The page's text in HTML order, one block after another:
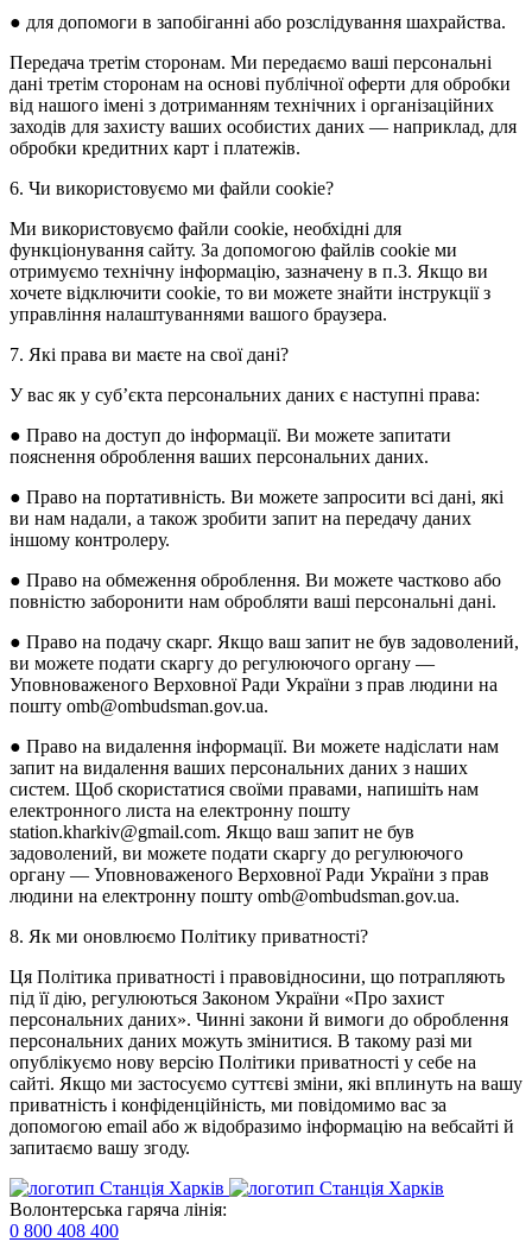
● для допомоги в запобіганні або розслідування шахрайства.
Передача третім сторонам. Ми передаємо ваші персональні
дані третім сторонам на основі публічної оферти для обробки
від нашого імені з дотриманням технічних і організаційних
заходів для захисту ваших особистих даних — наприклад, для
обробки кредитних карт і платежів.
6. Чи використовуємо ми файли cookie?
Ми використовуємо файли cookie, необхідні для
функціонування сайту. За допомогою файлів cookie ми
отримуємо технічну інформацію, зазначену в п.3. Якщо ви
хочете відключити cookie, то ви можете знайти інструкції з
управління налаштуваннями вашого браузера.
7. Які права ви маєте на свої дані?
У вас як у суб’єкта персональних даних є наступні права:
● Право на доступ до інформації. Ви можете запитати
пояснення оброблення ваших персональних даних.
● Право на портативність. Ви можете запросити всі дані, які
ви нам надали, а також зробити запит на передачу даних
іншому контролеру.
● Право на обмеження оброблення. Ви можете частково або
повністю заборонити нам обробляти ваші персональні дані.
● Право на подачу скарг. Якщо ваш запит не був задоволений,
ви можете подати скаргу до регулюючого органу —
Уповноваженого Верховної Ради України з прав людини на
пошту omb@ombudsman.gov.ua.
● Право на видалення інформації. Ви можете надіслати нам
запит на видалення ваших персональних даних з наших
систем. Щоб скористатися своїми правами, напишіть нам
електронного листа на електронну пошту
station.kharkiv@gmail.com. Якщо ваш запит не був
задоволений, ви можете подати скаргу до регулюючого
органу — Уповноваженого Верховної Ради України з прав
людини на електронну пошту omb@ombudsman.gov.ua.
8. Як ми оновлюємо Політику приватності?
Ця Політика приватності і правовідносини, що потрапляють
під її дію, регулюються Законом України «Про захист
персональних даних». Чинні закони й вимоги до оброблення
персональних даних можуть змінитися. В такому разі ми
опублікуємо нову версію Політики приватності у себе на
сайті. Якщо ми застосуємо суттєві зміни, які вплинуть на вашу
приватність і конфіденційність, ми повідомимо вас за
допомогою email або ж відобразимо інформацію на вебсайті й
запитаємо вашу згоду.
Волонтерська гаряча лінія:
0 800 408 400